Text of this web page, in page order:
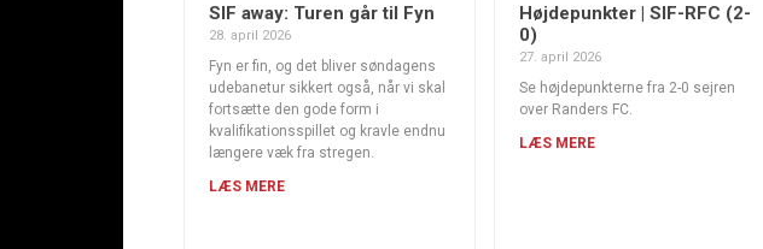
SIF away: Turen går til Fyn
28. april 2026
Fyn er fin, og det bliver søndagens
udebanetur sikkert også, når vi skal
fortsætte den gode form i
kvalifikationsspillet og kravle endnu
længere væk fra stregen.
LÆS MERE
Højdepunkter | SIF-RFC (2-
0)
27. april 2026
Se højdepunkterne fra 2-0 sejren
over Randers FC.
LÆS MERE